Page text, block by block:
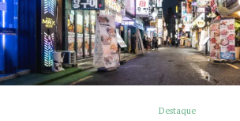
Destaque